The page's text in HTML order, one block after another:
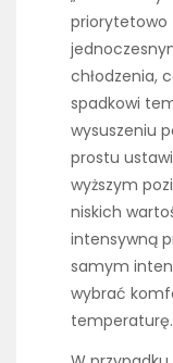
priorytetowo
chłodzenia,
spadkowi
wysuszeniu
prostu
wyższym
niskich
intensywną
samym
wybrać
temperaturę.